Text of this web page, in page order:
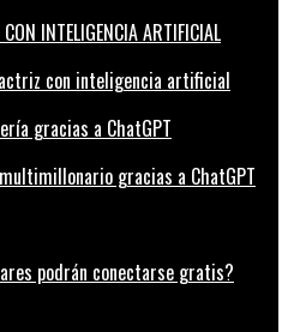
con inteligencia artificial
gracias a ChatGPT
podrán conectarse gratis?